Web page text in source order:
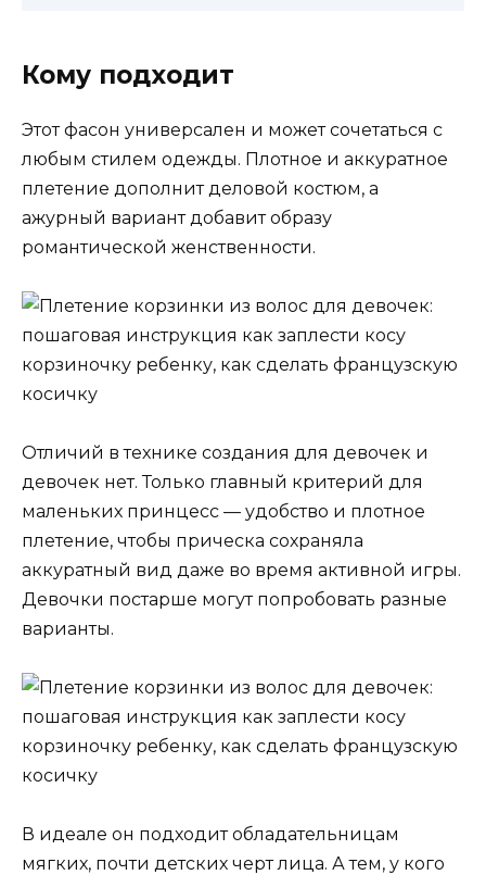
Кому подходит
Этот фасон универсален и может сочетаться с
любым стилем одежды. Плотное и аккуратное
плетение дополнит деловой костюм, а
ажурный вариант добавит образу
романтической женственности.
Отличий в технике создания для девочек и
девочек нет. Только главный критерий для
маленьких принцесс — удобство и плотное
плетение, чтобы прическа сохраняла
аккуратный вид даже во время активной игры.
Девочки постарше могут попробовать разные
варианты.
В идеале он подходит обладательницам
мягких, почти детских черт лица. А тем, у кого